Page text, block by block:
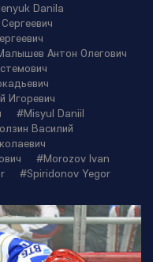
Danila
Антон Олегович
Игоревич
#Misyul Daniil
Василий
#Morozov Ivan
#Spiridonov Yegor